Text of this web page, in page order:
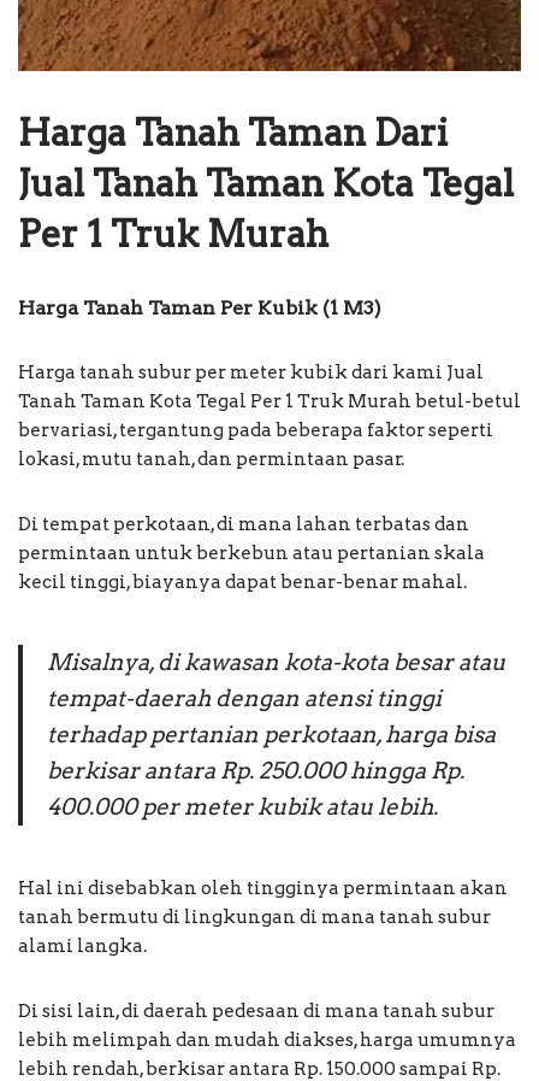
Harga Tanah Taman Dari
Jual Tanah Taman Kota Tegal
Per 1 Truk Murah
Harga Tanah Taman Per Kubik (1 M3)
Harga tanah subur per meter kubik dari kami Jual
Tanah Taman Kota Tegal Per 1 Truk Murah betul-betul
bervariasi, tergantung pada beberapa faktor seperti
lokasi, mutu tanah, dan permintaan pasar.
Di tempat perkotaan, di mana lahan terbatas dan
permintaan untuk berkebun atau pertanian skala
kecil tinggi, biayanya dapat benar-benar mahal.
Misalnya, di kawasan kota-kota besar atau
tempat-daerah dengan atensi tinggi
terhadap pertanian perkotaan, harga bisa
berkisar antara Rp. 250.000 hingga Rp.
400.000 per meter kubik atau lebih.
Hal ini disebabkan oleh tingginya permintaan akan
tanah bermutu di lingkungan di mana tanah subur
alami langka.
Di sisi lain, di daerah pedesaan di mana tanah subur
lebih melimpah dan mudah diakses, harga umumnya
lebih rendah, berkisar antara Rp. 150.000 sampai Rp.